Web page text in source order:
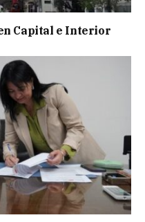
Capital e Interior